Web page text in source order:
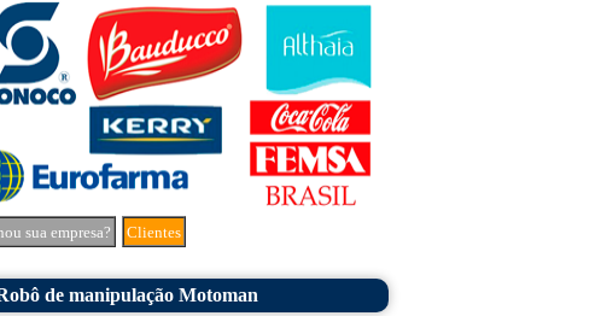
sua empresa? Clientes
de manipulação Motoman